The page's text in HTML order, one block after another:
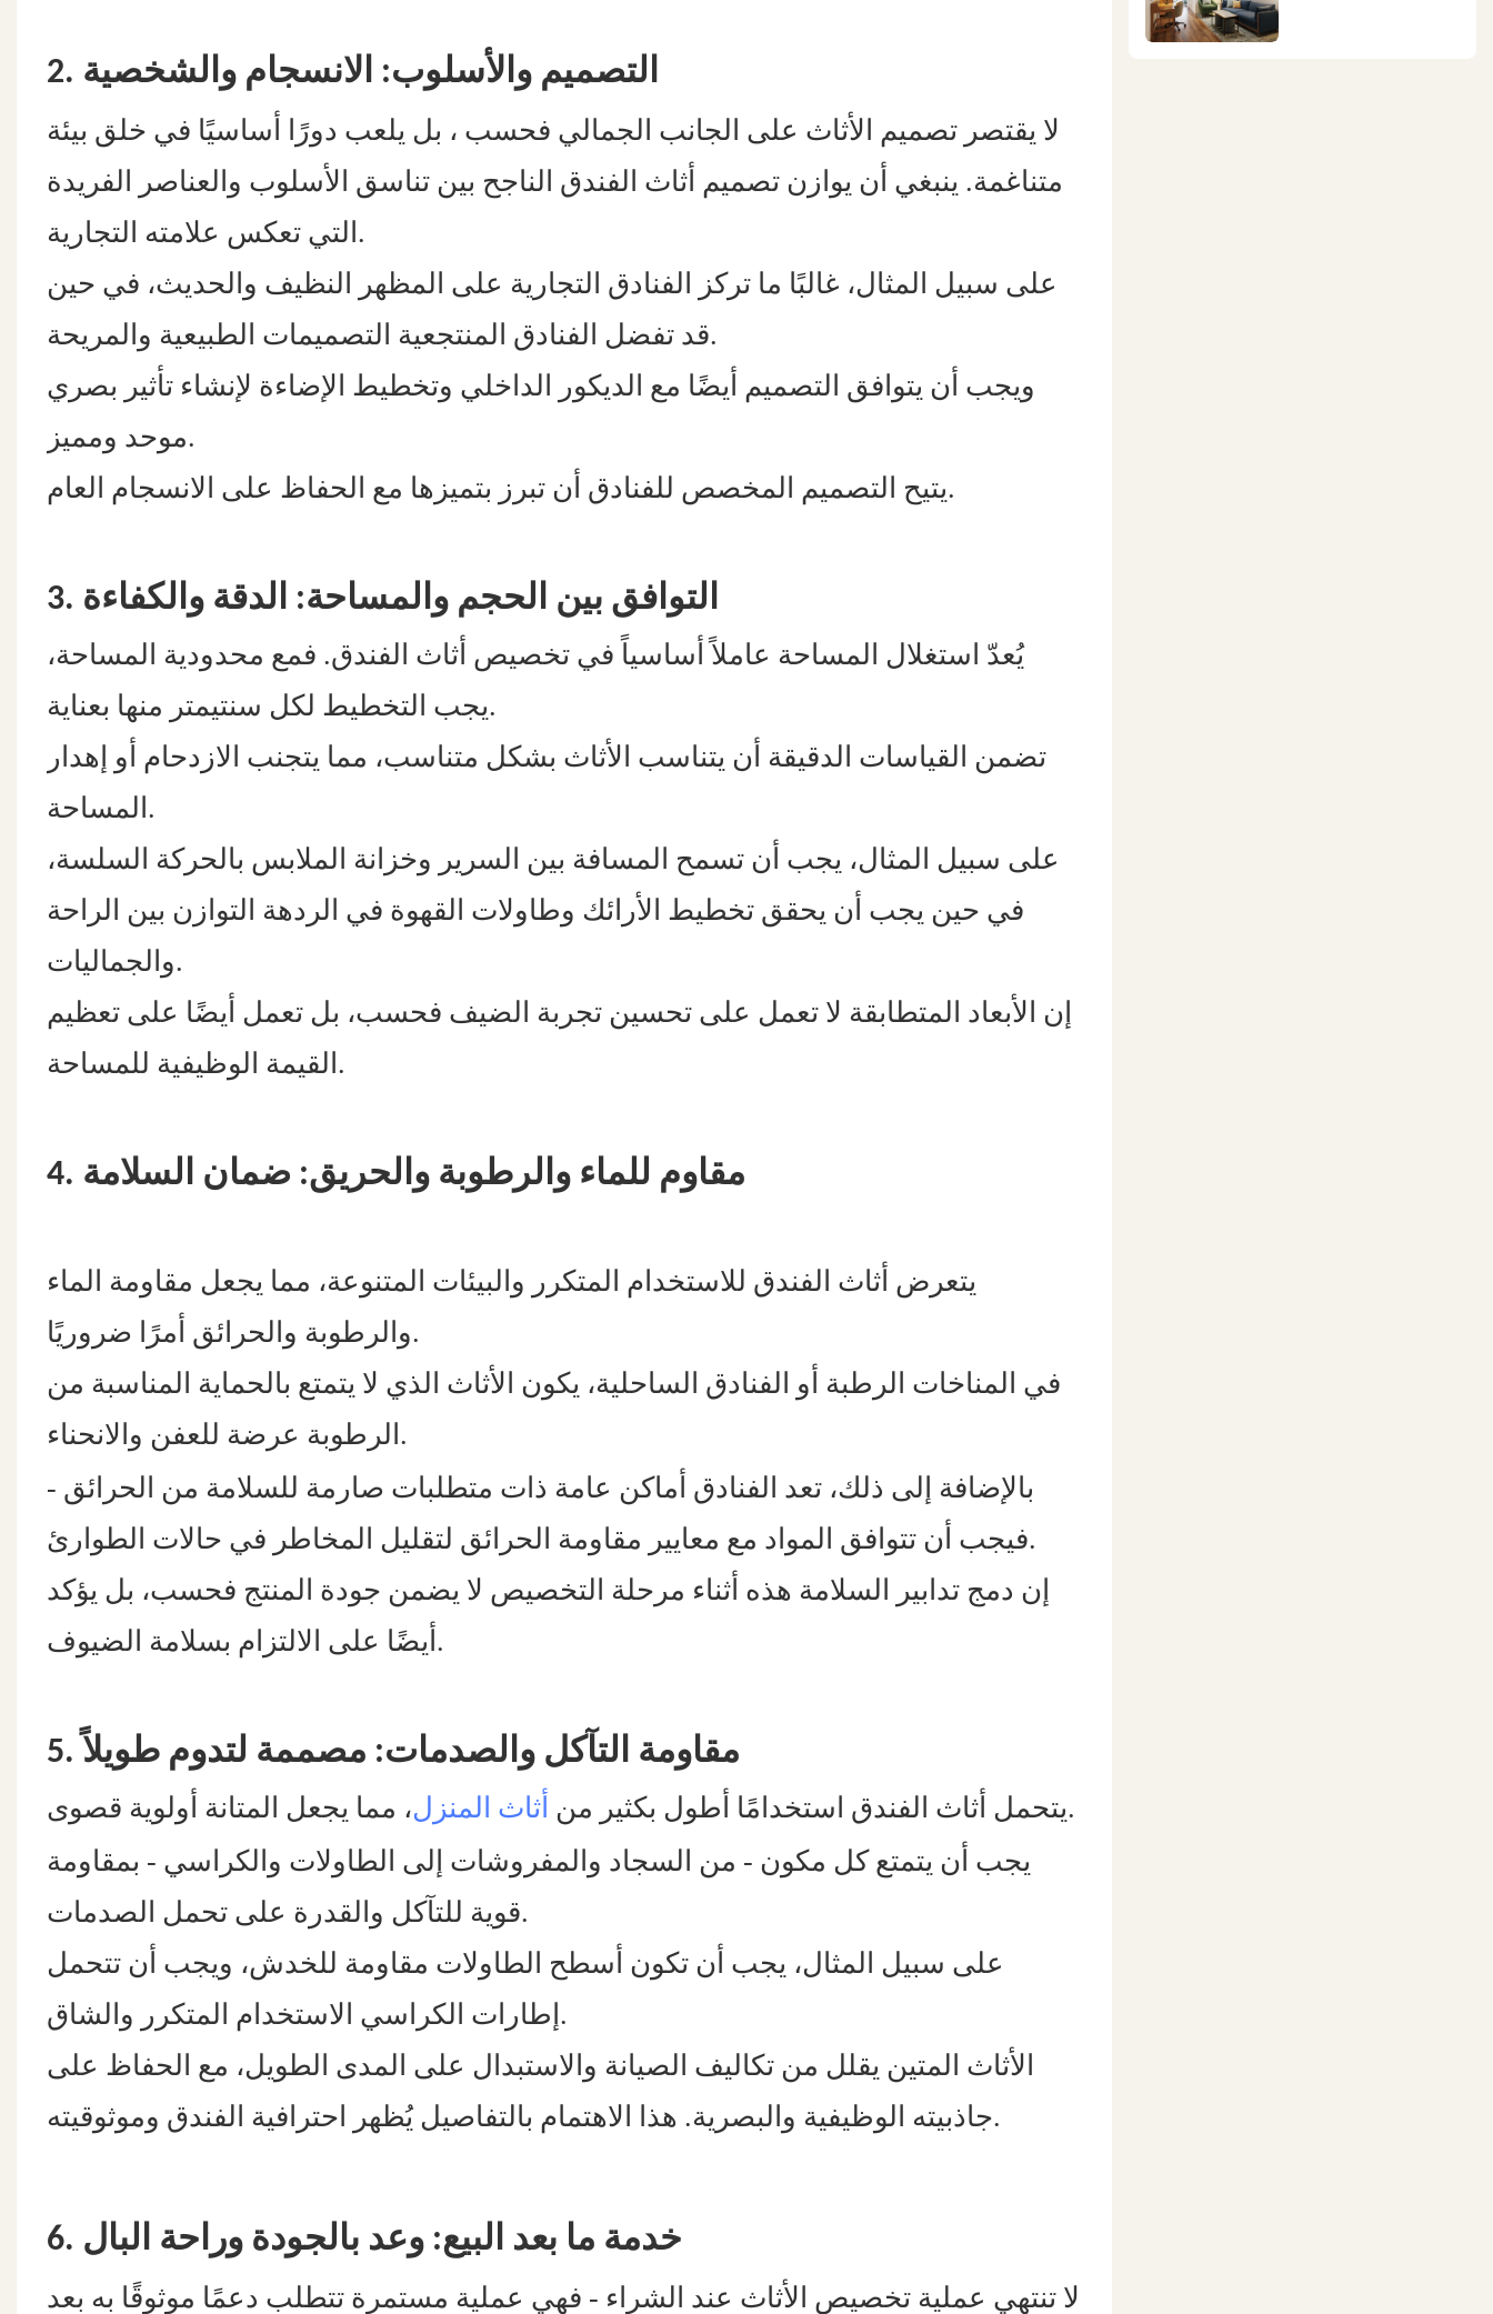
2. التصميم والأسلوب: الانسجام والشخصية
لا يقتصر تصميم الأثاث على الجانب الجمالي فحسب ، بل يلعب دورًا أساسيًا في خلق بيئة
متناغمة. ينبغي أن يوازن تصميم أثاث الفندق الناجح بين تناسق الأسلوب والعناصر الفريدة
التي تعكس علامته التجارية.
على سبيل المثال، غالبًا ما تركز الفنادق التجارية على المظهر النظيف والحديث، في حين
قد تفضل الفنادق المنتجعية التصميمات الطبيعية والمريحة.
ويجب أن يتوافق التصميم أيضًا مع الديكور الداخلي وتخطيط الإضاءة لإنشاء تأثير بصري
موحد ومميز.
يتيح التصميم المخصص للفنادق أن تبرز بتميزها مع الحفاظ على الانسجام العام.
3. التوافق بين الحجم والمساحة: الدقة والكفاءة
يُعدّ استغلال المساحة عاملاً أساسياً في تخصيص أثاث الفندق. فمع محدودية المساحة،
يجب التخطيط لكل سنتيمتر منها بعناية.
تضمن القياسات الدقيقة أن يتناسب الأثاث بشكل متناسب، مما يتجنب الازدحام أو إهدار
المساحة.
على سبيل المثال، يجب أن تسمح المسافة بين السرير وخزانة الملابس بالحركة السلسة،
في حين يجب أن يحقق تخطيط الأرائك وطاولات القهوة في الردهة التوازن بين الراحة
والجماليات.
إن الأبعاد المتطابقة لا تعمل على تحسين تجربة الضيف فحسب، بل تعمل أيضًا على تعظيم
القيمة الوظيفية للمساحة.
4. مقاوم للماء والرطوبة والحريق: ضمان السلامة
يتعرض أثاث الفندق للاستخدام المتكرر والبيئات المتنوعة، مما يجعل مقاومة الماء
والرطوبة والحرائق أمرًا ضروريًا.
في المناخات الرطبة أو الفنادق الساحلية، يكون الأثاث الذي لا يتمتع بالحماية المناسبة من
الرطوبة عرضة للعفن والانحناء.
بالإضافة إلى ذلك، تعد الفنادق أماكن عامة ذات متطلبات صارمة للسلامة من الحرائق -
فيجب أن تتوافق المواد مع معايير مقاومة الحرائق لتقليل المخاطر في حالات الطوارئ.
إن دمج تدابير السلامة هذه أثناء مرحلة التخصيص لا يضمن جودة المنتج فحسب، بل يؤكد
أيضًا على الالتزام بسلامة الضيوف.
5. مقاومة التآكل والصدمات: مصممة لتدوم طويلاً
يتحمل أثاث الفندق استخدامًا أطول بكثير من أثاث المنزل ، مما يجعل المتانة أولوية قصوى.
يجب أن يتمتعكل مكون - من السجاد والمفروشات إلى الطاولات والكراسي - بمقاومة
قوية للتآكل والقدرة على تحمل الصدمات.
على سبيل المثال، يجب أن تكون أسطح الطاولات مقاومة للخدش، ويجب أن تتحمل
إطارات الكراسي الاستخدام المتكرر والشاق.
الأثاث المتين يقلل من تكاليف الصيانة والاستبدال على المدى الطويل، مع الحفاظ على
جاذبيته الوظيفية والبصرية. هذا الاهتمام بالتفاصيل يُظهر احترافية الفندق وموثوقيته.
6. خدمة ما بعد البيع: وعد بالجودة وراحة البال
لا تنتهي عملية تخصيص الأثاث عند الشراء - فهي عملية مستمرة تتطلب دعمًا موثوقًا به بعد